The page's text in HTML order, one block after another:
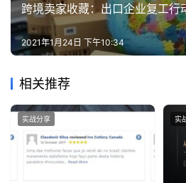
跨境卖家收藏：出口企业复工行
2021年1月24日 下午10:34
相关推荐
实战分享 实